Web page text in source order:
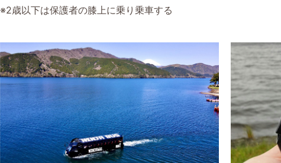
※2歳以下は保護者の膝上に乗り乗車する